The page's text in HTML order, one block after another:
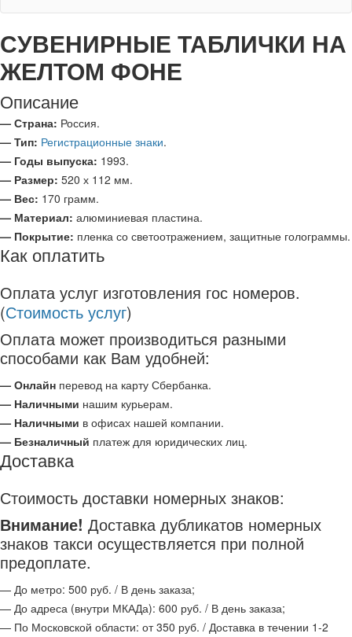
СУВЕНИРНЫЕ ТАБЛИЧКИ НА
ЖЕЛТОМ ФОНЕ
Описание
— Страна: Россия.
— Тип: Регистрационные знаки.
— Годы выпуска: 1993.
— Размер: 520 х 112 мм.
— Вес: 170 грамм.
— Материал: алюминиевая пластина.
— Покрытие: пленка со светоотражением, защитные голограммы.
Как оплатить
Оплата услуг изготовления гос номеров.
(Стоимость услуг)
Оплата может производиться разными
способами как Вам удобней:
— Онлайн перевод на карту Сбербанка.
— Наличными нашим курьерам.
— Наличными в офисах нашей компании.
— Безналичный платеж для юридических лиц.
Доставка
Стоимость доставки номерных знаков:
Внимание! Доставка дубликатов номерных
знаков такси осуществляется при полной
предоплате.
— До метро: 500 руб. / В день заказа;
— До адреса (внутри МКАДа): 600 руб. / В день заказа;
— По Московской области: от 350 руб. / Доставка в течении 1-2